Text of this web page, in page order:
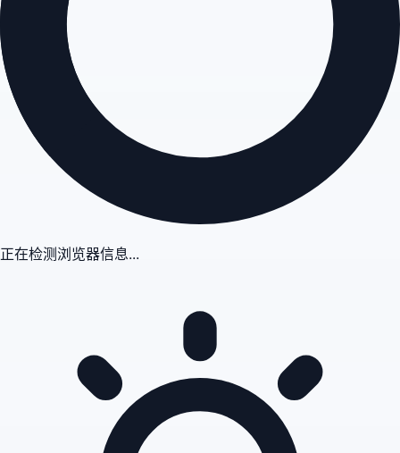
正在检测浏览器信息...